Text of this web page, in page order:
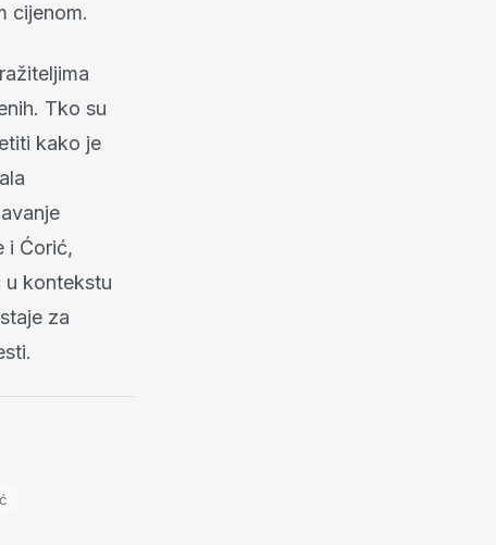
cijenom.
Tko su
kako je
i Ćorić,
u kontekstu
za